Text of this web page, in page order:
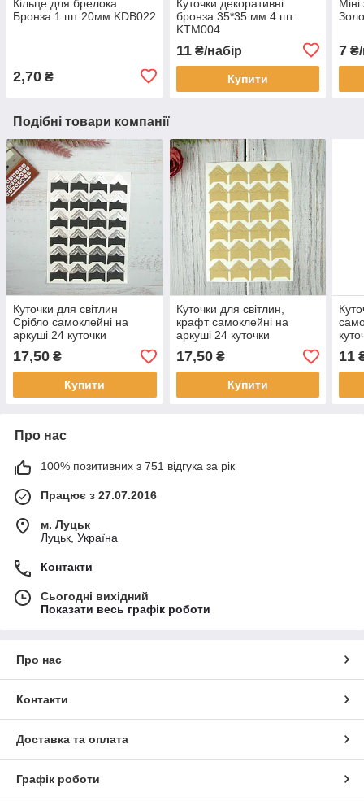
Кільце для брелока
Бронза 1 шт 20мм KDB022
2,70 ₴
Куточки декоративні
бронза 35*35 мм 4 шт
KTM004
11₴/набір
Купити
7 ₴/
Подібні товари компанії
Куточки для світлин
Срібло самоклейні на
аркуші 24 куточки
17,50 ₴
Купити
Куточки для світлин,
крафт самоклейні на
аркуші 24 куточки
17,50₴
Купити
11
Про нас
100% позитивних з 751 відгука за рік
Працює з 27.07.2016
м. Луцьк
Луцьк, Україна
Контакти
Сьогодні вихідний
Показати весь графік роботи
Про нас
Контакти
Доставка та оплата
Графік роботи